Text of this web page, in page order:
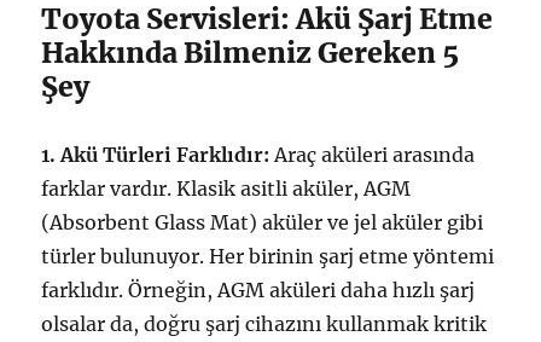
Toyota Servisleri: Akü Şarj Etme
Hakkında Bilmeniz Gereken 5
Şey
1. Akü Türleri Farklıdır: Araç aküleri arasında
farklar vardır. Klasik asitli aküler, AGM
(Absorbent Glass Mat) aküler ve jel aküler gibi
türler bulunuyor. Her birinin şarj etme yöntemi
farklıdır. Örneğin, AGM aküleri daha hızlı şarj
olsalar da, doğru şarj cihazını kullanmak kritik